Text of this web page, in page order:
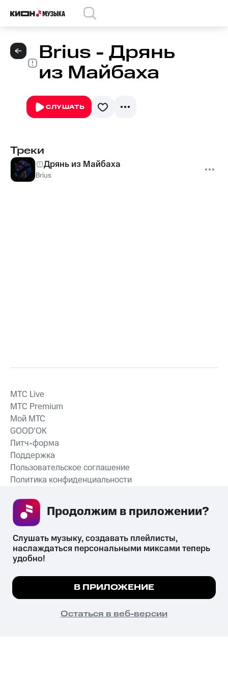
Brius - Дрянь
из Майбаха
СЛУШАТЬ
Треки
Дрянь из Майбаха
Brius
СКАЧАТЬ ПРИЛОЖЕНИЕ
MTС Live
MTС Premium
Мой МТС
GOOD’OK
Питч-форма
Поддержка
Пользовательское соглашение
Политика конфиденциальности
психотропных веществ, их аналогов причиняет вред здоровью,
их незаконный оборот запрещён и влечёт установленную
законодательством ответственность.
© 2026 ООО «КИОН».
Все права защищены
Мы используем куки, чтобы на сайте все
Подробнее
ПОНЯТНО
Слушать музыку, создавать плейлисты,
наслаждаться персональными миксами теперь
удобно!
В ПРИЛОЖЕНИЕ
Остаться в веб-версии